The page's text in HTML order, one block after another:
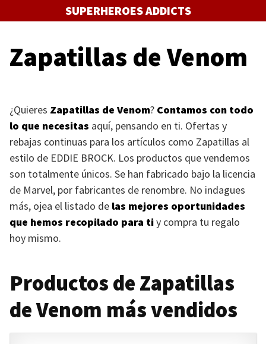
al
SUPERHEROES ADDICTS
Zapatillas de Venom
¿Quieres Zapatillas de Venom? Contamos con todo
lo que necesitas aquí, pensando en ti. Ofertas y
rebajas continuas para los artículos como Zapatillas al
estilo de EDDIE BROCK. Los productos que vendemos
son totalmente únicos. Se han fabricado bajo la licencia
de Marvel, por fabricantes de renombre. No indagues
más, ojea el listado de las mejores oportunidades
que hemos recopilado para tiy compra tu regalo
hoy mismo.
Productos de Zapatillas
de Venom más vendidos